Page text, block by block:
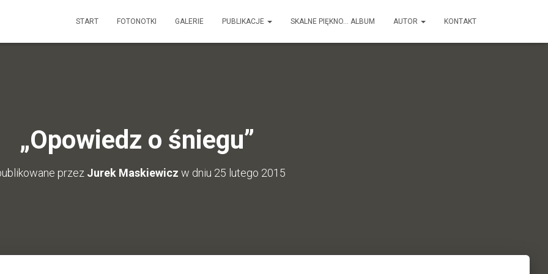
START FOTONOTKI GALERIE PUBLIKACJE SKALNE PIĘKNO… ALBUM AUTOR KONTAKT
„Opowiedz o śniegu”
przez Jurek Maskiewicz w dniu 25 lutego 2015